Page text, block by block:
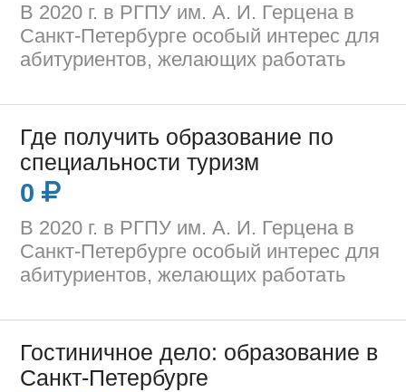
В 2020 г. в РГПУ им. А. И. Герцена в
Санкт-Петербурге особый интерес для
абитуриентов, желающих работать
Где получить образование по
специальности туризм
0
В 2020 г. в РГПУ им. А. И. Герцена в
Санкт-Петербурге особый интерес для
абитуриентов, желающих работать
Гостиничное дело: образование в
Санкт-Петербурге